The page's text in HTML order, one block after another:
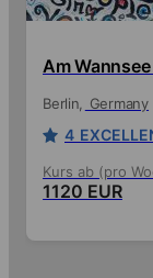
Am
Berlin Germany
4
Kurs ab (pro
1120 EUR